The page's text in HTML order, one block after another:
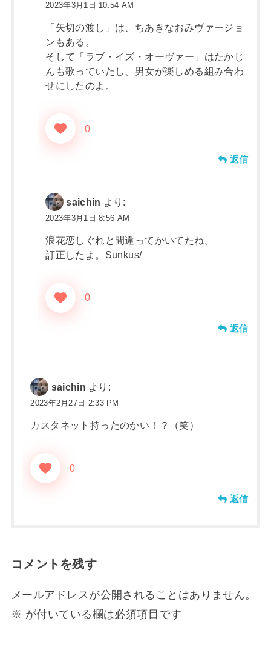
2023年3月1日 10:54 AM
「矢切の渡し」は、ちあきなおみヴァージョ
ンもある。
そして「ラブ・イズ・オーヴァー」はたかじ
んも歌っていたし、男女が楽しめる組み合わ
せにしたのよ。
0
返信
saichin より:
2023年3月1日 8:56 AM
浪花恋しぐれと間違ってかいてたね。
訂正したよ。Sunkus/
0
返信
saichin より:
2023年2月27日 2:33 PM
カスタネット持ったのかい！？（笑）
0
返信
コメントを残す
メールアドレスが公開されることはありません。
※ が付いている欄は必須項目です